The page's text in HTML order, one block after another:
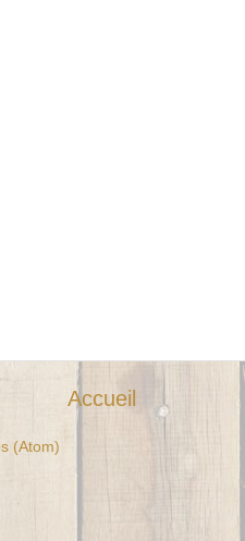
Accueil
(Atom)